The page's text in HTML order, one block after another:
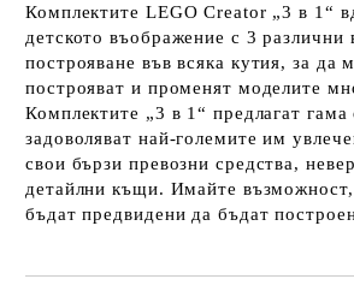
Комплектите LEGO Creator „3 в 1“
детското въображение с 3 различни
построяване във всяка кутия, за да
построяват и променят моделите
Комплектите „3 в 1“ предлагат
задоволяват най-големите им
свои бързи превозни средства,
детайлни къщи. Имайте
бъдат предвидени да бъдат